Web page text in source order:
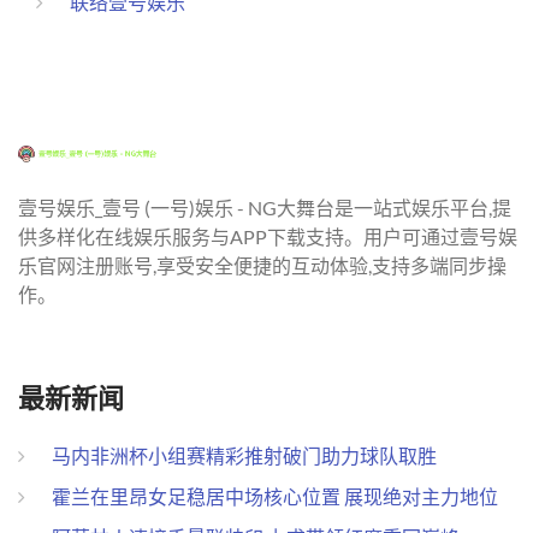
壹号娱乐_壹号 (一号)娱乐 - NG大舞台是一站式娱乐平台,提
供多样化在线娱乐服务与APP下载支持。用户可通过壹号娱
乐官网注册账号,享受安全便捷的互动体验,支持多端同步操
作。
最新新闻
马内非洲杯小组赛精彩推射破门助力球队取胜
霍兰在里昂女足稳居中场核心位置 展现绝对主力地位